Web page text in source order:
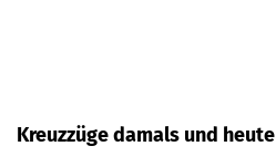
Kreuzzüge damals und heute